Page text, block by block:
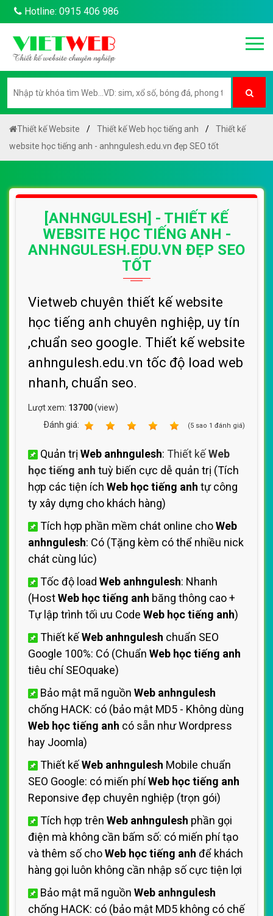
Hotline: 0915 406 986
Thiết kế Website Thiết kế Web học tiếng anh
Thiết kế
website học tiếng anh - anhngulesh.edu.vn đẹp SEO tốt
[ANHNGULESH] - THIẾT KẾ
WEBSITE HỌC TIẾNG ANH -
ANHNGULESH.EDU.VN ĐẸP SEO
TỐT
Vietweb chuyên thiết kế website
học tiếng anh chuyên nghiệp, uy tín
,chuẩn seo google. Thiết kế website
anhngulesh.edu.vn tốc độ load web
nhanh, chuẩn seo.
Lượt xem: 13700(view)
Ðánh giá:
(5 sao 1 đánh giá)
Quản trị Web anhngulesh: Thiết kếWeb
học tiếng anh tuỳ biến cực dễ quản trị (Tích
hợp các tiện ích Web học tiếng anh tự công
ty xây dựng cho khách hàng)
Tích hợp phần mềm chát online choWeb
anhngulesh: Có (Tặng kèm có thể nhiều nick
chát cùng lúc)
Tốc độ load Web anhngulesh: Nhanh
(HostWeb học tiếng anh băng thông cao +
Tự lập trình tối ưu Code Web học tiếng anh)
Thiết kếWeb anhngulesh chuẩn SEO
Google 100%: Có (Chuẩn Web học tiếng anh
tiêu chí SEOquake)
Bảo mật mã nguồn Web anhngulesh
chống HACK: có (bảo mật MD5 - Không dùng
Web học tiếng anh có sẵn như Wordpress
hay Joomla)
Thiết kếWeb anhngulesh Mobile chuẩn
SEO Google: có miến phíWeb học tiếng anh
Reponsive đẹp chuyên nghiệp (trọn gói)
Tích hợp trên Web anhngulesh phần gọi
điện mà không cần bấm số: có miến phí tạo
và thêm số choWeb học tiếng anh để khách
hàng gọi luôn không cần nhập số cực tiện lợi
Bảo mật mã nguồn Web anhngulesh
chống HACK: có (bảo mật MD5 không có chế